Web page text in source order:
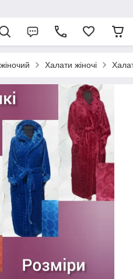
Халати жіночі